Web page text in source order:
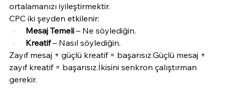
ortalamanızı iyileştirmektir.
CPC iki şeyden etkilenir:
Mesaj Temeli – Ne söylediğin.
Kreatif – Nasıl söylediğin.
Zayıf mesaj + güçlü kreatif = başarısız.Güçlü mesaj +
zayıf kreatif = başarısız.İkisini senkron çalıştırman
gerekir.